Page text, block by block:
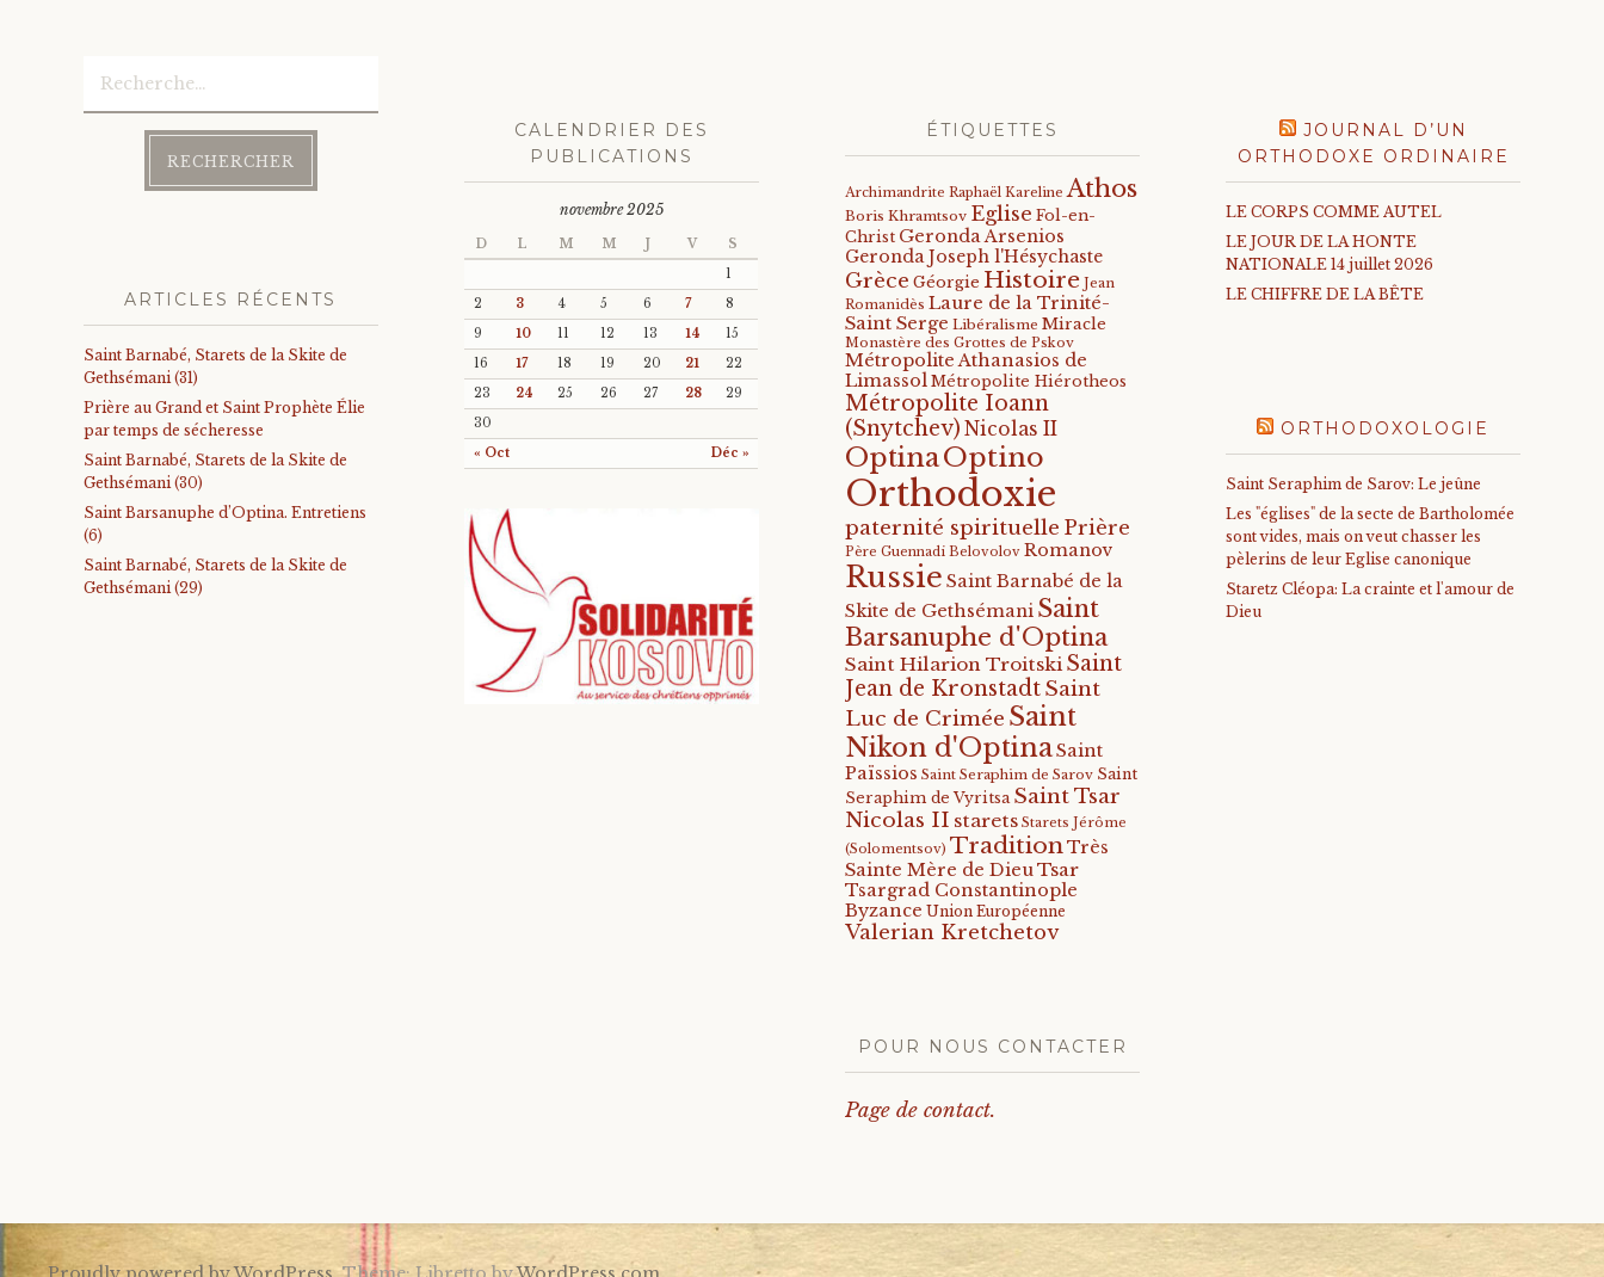
Rechercher :
ARTICLES RÉCENTS
Saint Barnabé, Starets de la Skite de
Gethsémani (31)
Prière au Grand et Saint Prophète Élie
par temps de sécheresse
Saint Barnabé, Starets de la Skite de
Gethsémani (30)
Saint Barsanuphe d’Optina. Entretiens
(6)
Saint Barnabé, Starets de la Skite de
Gethsémani (29)
CALENDRIER DES
PUBLICATIONS
novembre 2025
D L M M J V S
« Oct Déc »
1
2
3 4 5 6 7
8
9
10 11 12 13 14
15
16
17 18 19 20 21
22
23
24 25 26 27 28
29
30
ÉTIQUETTES
Archimandrite Raphaël Kareline Athos
Boris Khramtsov Eglise Fol-en-
Christ Geronda Arsenios
Geronda Joseph l'Hésychaste
Grèce Géorgie Histoire Jean
Romanidès Laure de la Trinité-
Saint Serge Libéralisme Miracle
Monastère des Grottes de Pskov
Métropolite Athanasios de
Limassol Métropolite Hiérotheos
Métropolite Ioann
(Snytchev) Nicolas II
OptinaOptino
Orthodoxie
paternité spirituelle Prière
Père Guennadi Belovolov Romanov
Russie Saint Barnabé de la
Skite de Gethsémani Saint
Barsanuphe d'Optina
Saint Hilarion TroitskiSaint
Jean de KronstadtSaint
Luc de Crimée Saint
Nikon d'OptinaSaint
Païssios Saint Seraphim de Sarov Saint
Seraphim de Vyritsa Saint Tsar
Nicolas II starets Starets Jérôme
(Solomentsov) TraditionTrès
Sainte Mère de DieuTsar
Tsargrad Constantinople
Byzance Union Européenne
Valerian Kretchetov
POUR NOUS CONTACTER
Page de contact.
JOURNAL D’UN
ORTHODOXE ORDINAIRE
LE CORPS COMME AUTEL
LE JOUR DE LA HONTE
NATIONALE 14 juillet 2026
LE CHIFFRE DE LA BÊTE
ORTHODOXOLOGIE
Saint Seraphim de Sarov: Le jeûne
Les "églises" de la secte de Bartholomée
sont vides, mais on veut chasser les
pèlerins de leur Eglise canonique
Staretz Cléopa: La crainte et l'amour de
Dieu